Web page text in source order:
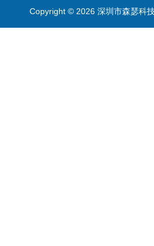
Copyright © 2026 深圳市森瑟科